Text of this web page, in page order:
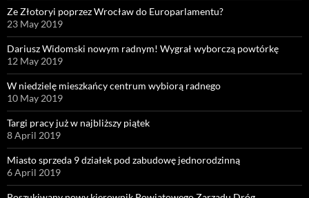
Ze Złotoryi poprzez Wrocław do Europarlamentu?
23 May 2019
Dariusz Widomski nowym radnym! Wygrał wyborczą powtórkę
12 May 2019
W niedzielę mieszkańcy centrum wybiorą radnego
10 May 2019
Targi pracy już w najbliższy piątek
8 April 2019
Miasto sprzeda 9 działek pod zabudowę jednorodzinną
6 April 2019